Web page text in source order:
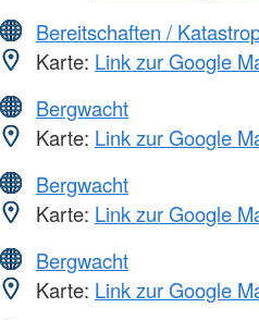
Bereitschaften /
Karte: Link zur Google
Bergwacht
Karte: Link zur Google
Bergwacht
Karte: Link zur Google
Bergwacht
Karte: Link zur Google